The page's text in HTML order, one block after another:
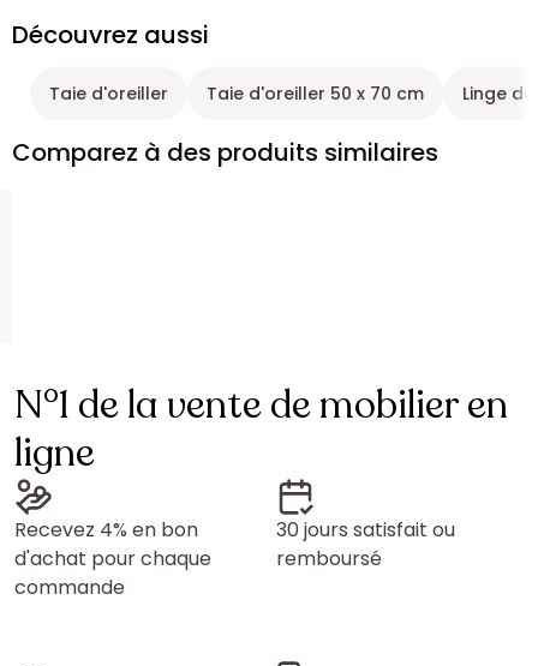
Découvrez aussi
Taie d'oreiller Taie d'oreiller 50 x 70 cm Linge
Comparez à des produits similaires
N°1 de la vente de mobilier en
ligne
Recevez 4% en bon
d'achat pour chaque
commande
30 jours satisfait ou
remboursé